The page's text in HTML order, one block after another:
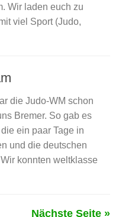
Wir laden euch zu
viel Sport (Judo,
die Judo-WM schon
Bremer. So gab es
ein paar Tage in
und die deutschen
konnten weltklasse
Nächste Seite »